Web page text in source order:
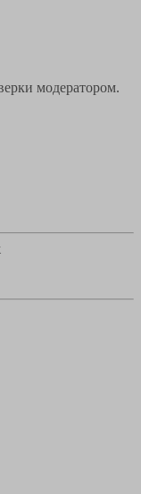
модератором.